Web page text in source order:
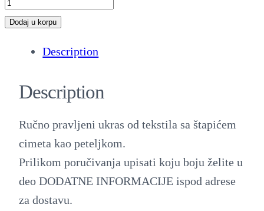
eDodaj u korpu
Description
Description
Ručno pravljeni ukras od tekstila sa štapićem
cimeta kao peteljkom.
Prilikom poručivanja upisati koju boju želite u
deo DODATNE INFORMACIJE ispod adrese
za dostavu.